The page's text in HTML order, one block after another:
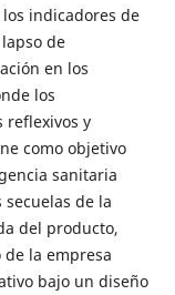
indicadores de
de
en los
los
reflexivos y
como objetivo
sanitaria
de la
del producto,
la empresa
bajo un diseño